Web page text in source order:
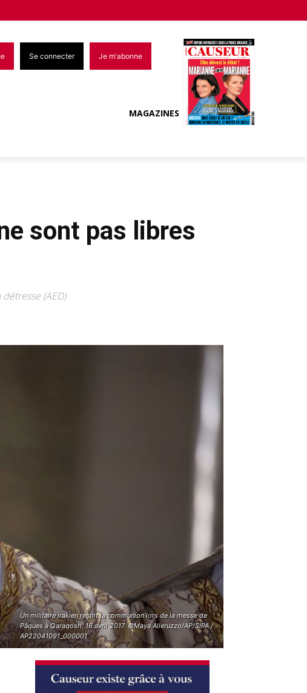
Se connecter Je m'abonne
MAGAZINES
sont pas libres
(AED)
Un militaire irakien reçoit la communion lors de la messe de
Pâques à Qaraqosh, 16 avril 2017. ©Maya Alleruzzo/AP/SIPA /
AP22041091_000001